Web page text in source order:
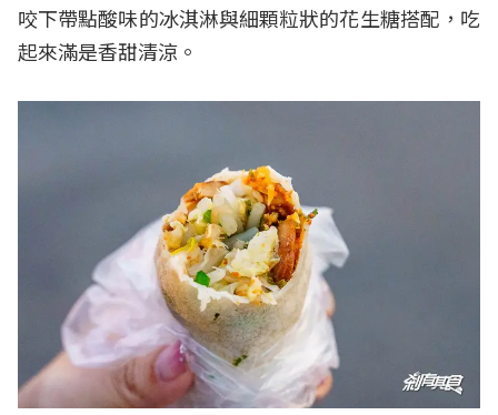
咬下帶點酸味的冰淇淋與細顆粒狀的花生糖搭配，吃
起來滿是香甜清涼。